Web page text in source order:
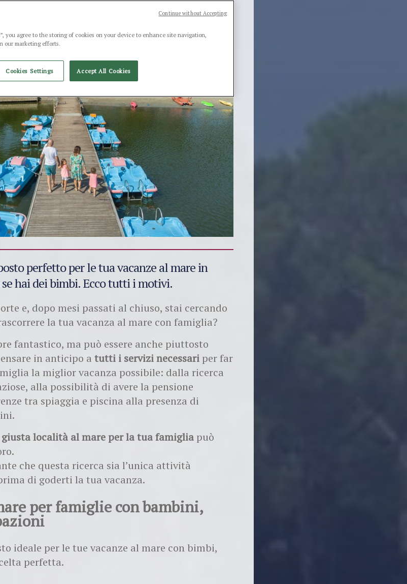
perfetto per le tua vacanze al mare in
hai dei bimbi. Ecco tutti i motivi.
e, dopo mesi passati al chiuso, stai cercando
la tua vacanza al mare con famiglia?
fantastico, ma può essere anche piuttosto
in anticipo a tutti i servizi necessari per far
la miglior vacanza possibile: dalla ricerca
alla possibilità di avere la pensione
tra spiaggia e piscina alla presenza di
località al mare per la tua famiglia può
che questa ricerca sia l’unica attività
di goderti la tua vacanza.
per famiglie con bambini,
ideale per le tue vacanze al mare con bimbi,
perfetta.
you agree to the storing of cookies on your device to enhance site navigation,
our marketing efforts.
Cookies Settings Accept All Cookies
Continue without Accepting